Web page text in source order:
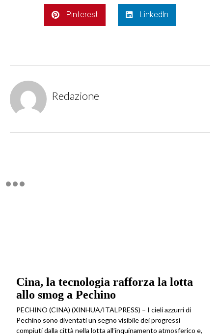
Pinterest LinkedIn
Redazione
Cina, la tecnologia rafforza la lotta
allo smog a Pechino
PECHINO (CINA) (XINHUA/ITALPRESS) – I cieli azzurri di
Pechino sono diventati un segno visibile dei progressi
compiuti dalla città nella lotta all’inquinamento atmosferico e,